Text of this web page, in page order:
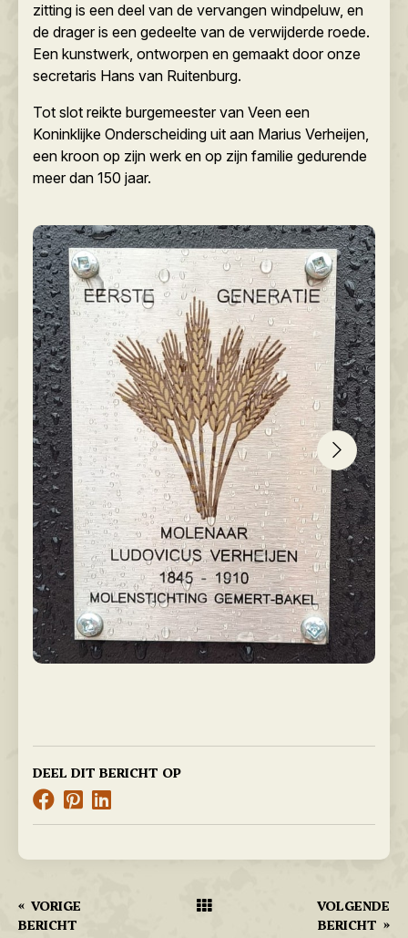
zitting is een deel van de vervangen windpeluw, en
de drager is een gedeelte van de verwijderde roede.
Een kunstwerk, ontworpen en gemaakt door onze
secretaris Hans van Ruitenburg.
Tot slot reikte burgemeester van Veen een
Koninklijke Onderscheiding uit aan Marius Verheijen,
een kroon op zijn werk en op zijn familie gedurende
meer dan 150 jaar.
DEEL DIT BERICHT OP
« VORIGE
BERICHT
VOLGENDE
BERICHT »